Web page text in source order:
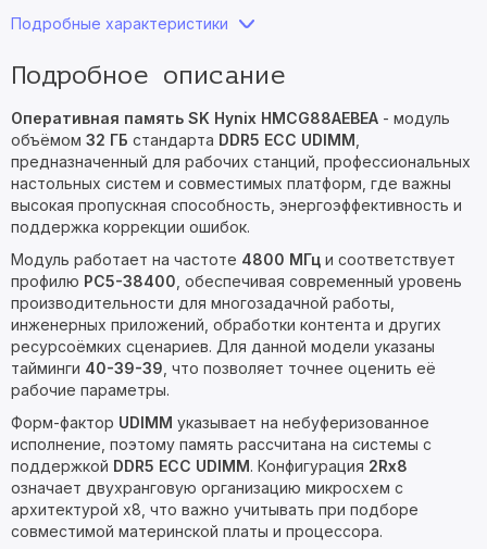
Подробные характеристики
Подробное описание
Оперативная память SK Hynix HMCG88AEBEA - модуль
объёмом 32 ГБ стандарта DDR5 ECC UDIMM
предназначенный для рабочих станций, профессиональных
настольных систем и совместимых платформ, где важны
высокая пропускная способность, энергоэффективность и
поддержка коррекции ошибок.
Модуль работает на частоте 4800 МГц и соответствует
профилю PC5-38400 , обеспечивая современный уровень
производительности для многозадачной работы,
инженерных приложений, обработки контента и других
ресурсоёмких сценариев. Для данной модели указаны
тайминги 40-39-39 , что позволяет точнее оценить её
рабочие параметры.
Форм-фактор UDIMM указывает на небуферизованное
исполнение, поэтому память рассчитана на системы с
поддержкой DDR5 ECC UDIMM. Конфигурация 2Rx8
означает двухранговую организацию микросхем с
архитектурой x8, что важно учитывать при подборе
совместимой материнской платы и процессора.